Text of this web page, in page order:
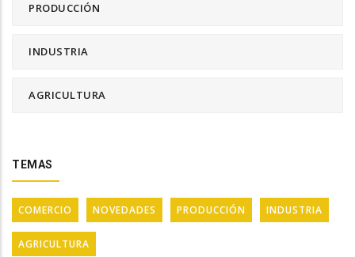
PRODUCCIÓN
INDUSTRIA
AGRICULTURA
TEMAS
COMERCIO NOVEDADES PRODUCCIÓN INDUSTRIA
AGRICULTURA